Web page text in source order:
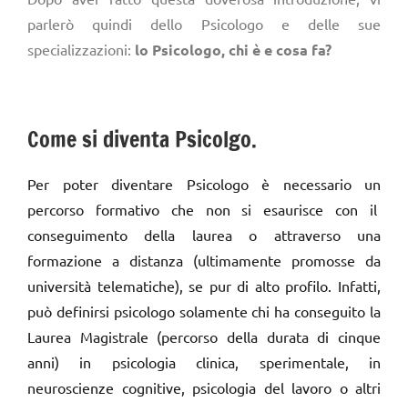
parlerò quindi dello Psicologo e delle sue
specializzazioni: lo Psicologo, chi è e cosa fa?
Come si diventa Psicolgo.
Per poter diventare Psicologo è necessario un
percorso formativo che non si esaurisce con il
conseguimento della laurea o attraverso una
formazione a distanza (ultimamente promosse da
università telematiche), se pur di alto profilo. Infatti,
può definirsi psicologo solamente chi ha conseguito la
Laurea Magistrale (percorso della durata di cinque
anni) in psicologia clinica, sperimentale, in
neuroscienze cognitive, psicologia del lavoro o altri